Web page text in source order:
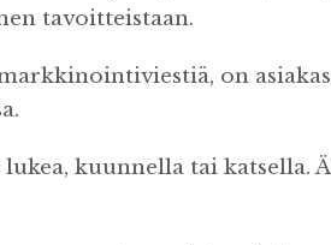
tavoitteistaan.
on
kuunnella tai katsella.